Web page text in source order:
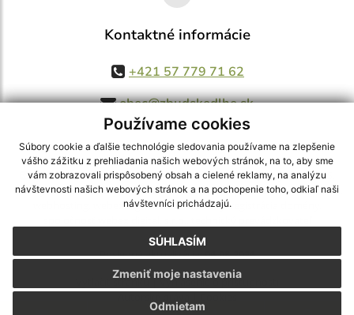
Používame cookies
Súbory cookie a ďalšie technológie sledovania používame na zlepšenie
vášho zážitku z prehliadania našich webových stránok, na to, aby sme
vám zobrazovali prispôsobený obsah a cielené reklamy, na analýzu
návštevnosti našich webových stránok a na pochopenie toho, odkiaľ naši
návštevníci prichádzajú.
SÚHLASÍM
Odmietam
Zmeniť moje nastavenia
Kontaktné informácie
+421 57 779 71 62
obec@zbudskedlhe.sk
využite možnosť získavania aktuálnych informácií s využitím RSS
CMS systém (redakčný) systém ECHELON 2,Mapa stránok,web portál
webex.digital, s.r.o.,domény,registrácia domény
Posledná aktualizácia:06.08.2026
Vytlačiť stránku|Vyhlásenie o prístupnosti